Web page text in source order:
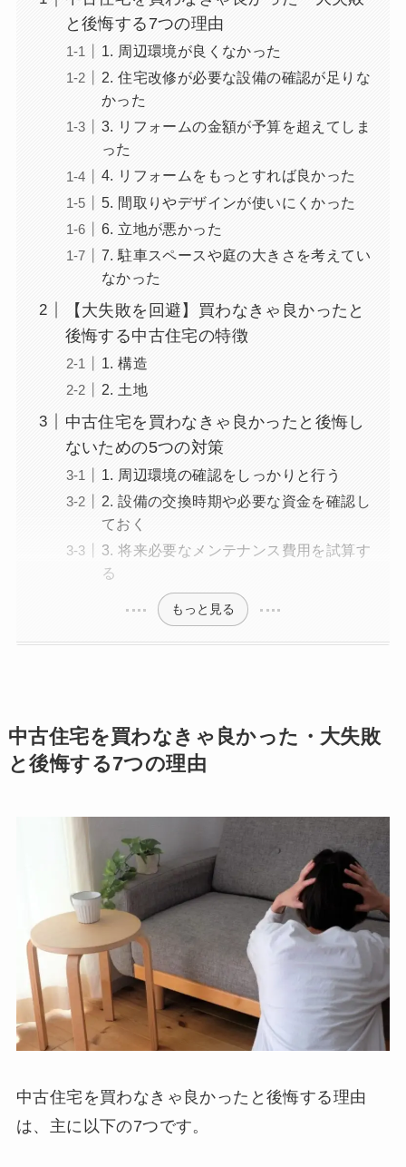
と後悔する7つの理由
1. 周辺環境が良くなかった
2. 住宅改修が必要な設備の確認が足りな
かった
3. リフォームの金額が予算を超えてしま
った
4. リフォームをもっとすれば良かった
5. 間取りやデザインが使いにくかった
6. 立地が悪かった
7. 駐車スペースや庭の大きさを考えてい
なかった
【大失敗を回避】買わなきゃ良かったと
後悔する中古住宅の特徴
1. 構造
2. 土地
中古住宅を買わなきゃ良かったと後悔し
ないための5つの対策
1. 周辺環境の確認をしっかりと行う
2. 設備の交換時期や必要な資金を確認し
ておく
3. 将来必要なメンテナンス費用を試算す
る
もっと見る
中古住宅を買わなきゃ良かった・大失敗
と後悔する7つの理由
中古住宅を買わなきゃ良かったと後悔する理由
は、主に以下の7つです。